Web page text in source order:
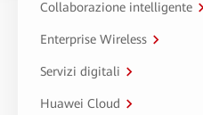
Collaborazione intelligente
Enterprise Wireless
Servizi digitali
Huawei Cloud